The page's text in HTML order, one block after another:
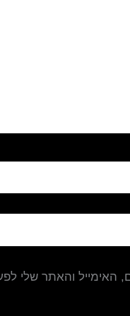
האימייל והאתר שלי